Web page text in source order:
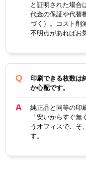
と証明された場合
代金の保証や代替
づく）。コスト削
不明点があればお
印刷できる枚数は
か心配です。
純正品と同等の印
「安いからすぐ
うオフィスでこそ
す。